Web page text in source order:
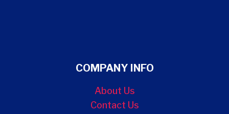
COMPANY INFO
About Us
Contact Us